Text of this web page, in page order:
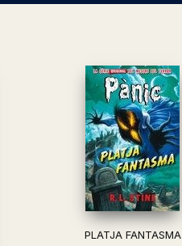
PLATJA FANTASMA